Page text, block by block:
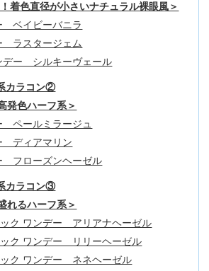
着色直径が小さいナチュラル裸眼風＞
ベイビーバニラ
ラスタージェム
デー シルキーヴェール
カラコン②
発色ハーフ系＞
ペールミラージュ
ディアマリン
フローズンヘーゼル
カラコン③
れるハーフ系＞
ク ワンデー アリアナヘーゼル
ク ワンデー リリーヘーゼル
ク ワンデー ネネヘーゼル